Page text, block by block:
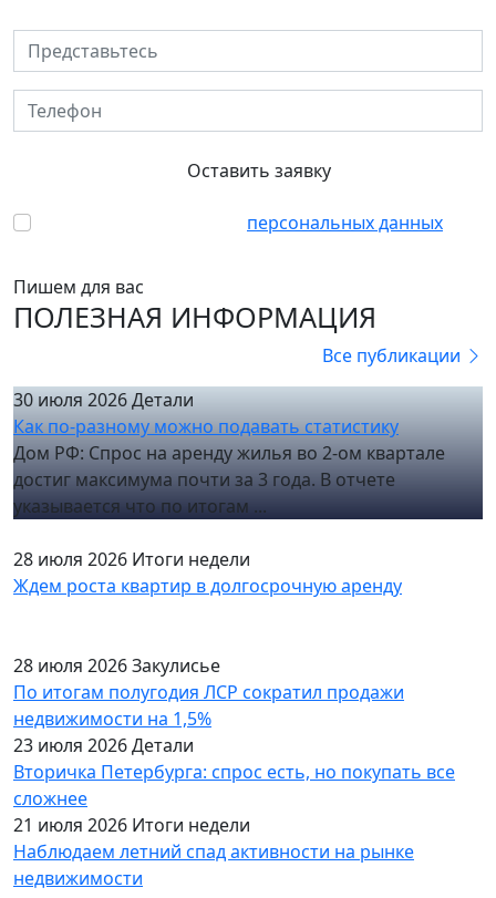
Представьтесь
Телефон
Оставить заявку
персональных данных
Пишем для вас
ПОЛЕЗНАЯ ИНФОРМАЦИЯ
Все публикации
30 июля 2026Детали
Как по-разному можно подавать статистику
Дом РФ: Спрос на аренду жилья во 2-ом квартале
достиг максимума почти за 3 года. В отчете
указывается что по итогам ...
28 июля 2026 Итоги недели
Ждем роста квартир в долгосрочную аренду
28 июля 2026Закулисье
По итогам полугодия ЛСР сократил продажи
недвижимости на 1,5%
23 июля 2026Детали
Вторичка Петербурга: спрос есть, но покупать все
сложнее
21 июля 2026 Итоги недели
Наблюдаем летний спад активности на рынке
недвижимости